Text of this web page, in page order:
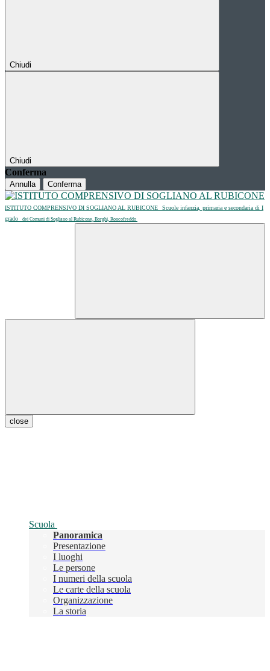
Chiudi
Chiudi
Conferma
Annulla Conferma
ISTITUTO COMPRENSIVO DI SOGLIANO AL RUBICONE
Scuole infanzia, primaria e secondaria di I
grado
dei Comuni di Sogliano al Rubicone, Borghi, Roncofreddo
close
Scuola
Panoramica
Presentazione
I luoghi
Le persone
I numeri della scuola
Le carte della scuola
Organizzazione
La storia